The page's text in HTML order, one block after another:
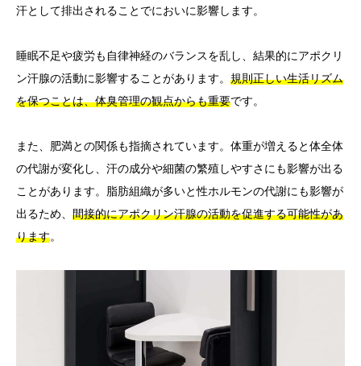
汗として排出されることでにおいに影響します。
睡眠不足や疲労も自律神経のバランスを乱し、結果的にアポクリ
ン汗腺の活動に影響することがあります。 規則正しい生活リズム
を保つことは、体臭管理の観点からも重要です。
また、肥満との関係も指摘されています。体重が増えると体全体
の代謝が変化し、汗の成分や細菌の繁殖しやすさにも影響が出る
ことがあります。脂肪組織が多いと性ホルモンの代謝にも影響が
出るため、 間接的にアポクリン汗腺の活動を促進する可能性があ
ります。